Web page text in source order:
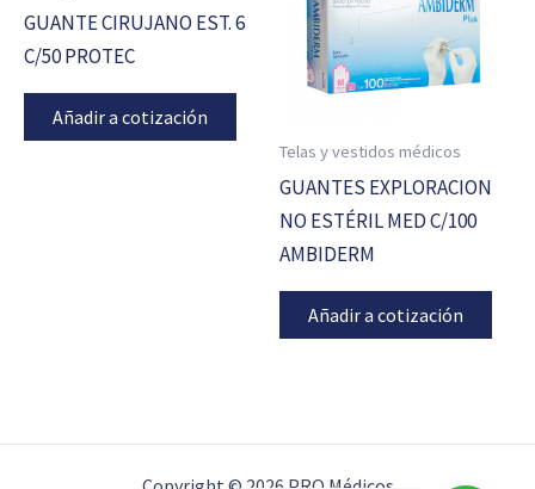
GUANTE CIRUJANO EST. 6
C/50 PROTEC
Añadir a cotización
Telas y vestidos médicos
GUANTES EXPLORACION
NO ESTÉRIL MED C/100
AMBIDERM
Añadir a cotización